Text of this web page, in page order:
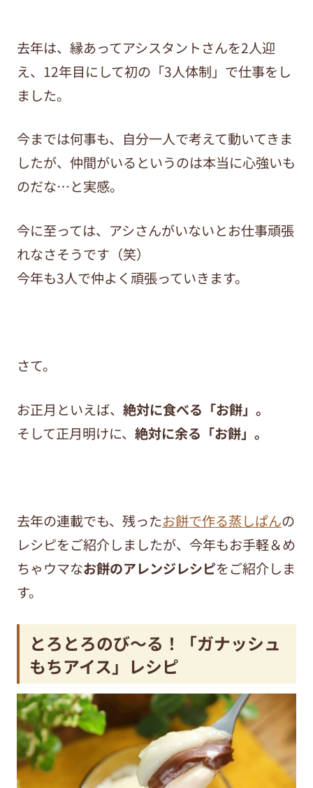
去年は、縁あってアシスタントさんを2人迎
え、12年目にして初の「3人体制」で仕事をし
ました。
今までは何事も、自分一人で考えて動いてきま
したが、仲間がいるというのは本当に心強いも
のだな…と実感。
今に至っては、アシさんがいないとお仕事頑張
れなさそうです（笑）
今年も3人で仲よく頑張っていきます。
さて。
お正月といえば、 絶対に食べる「お餅」。
そして正月明けに、 絶対に余る「お餅」。
去年の連載でも、残ったお餅で作る蒸しぱんの
レシピをご紹介しましたが、今年もお手軽＆め
ちゃウマなお餅のアレンジレシピをご紹介しま
す。
とろとろのび～る！「ガナッシュ
もちアイス」レシピ